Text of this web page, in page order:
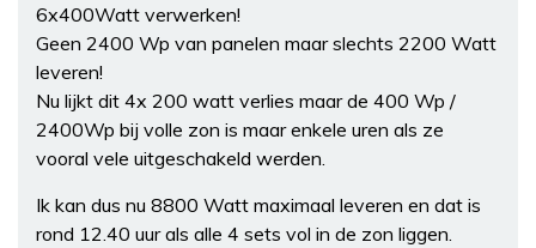
6x400Watt verwerken!
Geen 2400 Wp van panelen maar slechts 2200 Watt
leveren!
Nu lijkt dit 4x 200 watt verlies maar de 400 Wp /
2400Wp bij volle zon is maar enkele uren als ze
vooral vele uitgeschakeld werden.
Ik kan dus nu 8800 Watt maximaal leveren en dat is
rond 12.40 uur als alle 4 sets vol in de zon liggen.